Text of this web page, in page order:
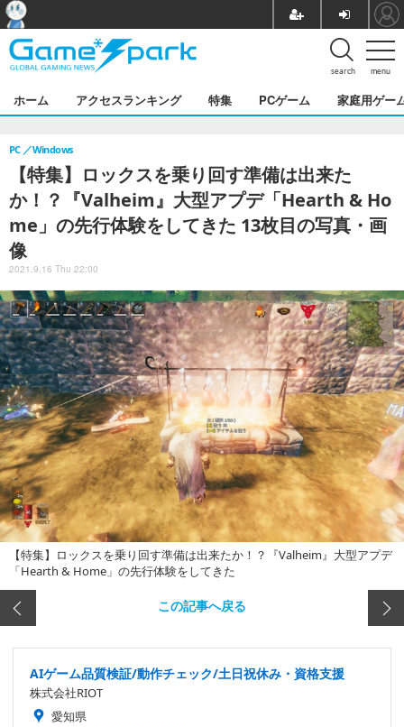
menu
search
ホーム アクセスランキング 特集 PCゲーム 家庭用ゲー
【特集】ロックスを乗り回す準備は出来た
か！？『Valheim』大型アプデ「Hearth & Ho
me」の先行体験をしてきた 13枚目の写真・画
像
PC Windows
2021.9.16 Thu 22:00
【特集】ロックスを乗り回す準備は出来たか！？『Valheim』大型アプデ
「Hearth & Home」の先行体験をしてきた
この記事へ戻る
AIゲーム品質検証/動作チェック/土日祝休み・資格支援
株式会社RIOT
愛知県